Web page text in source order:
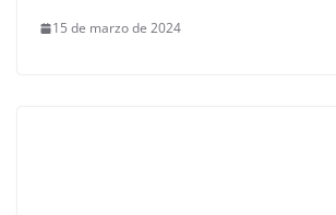
15 de marzo de 2024